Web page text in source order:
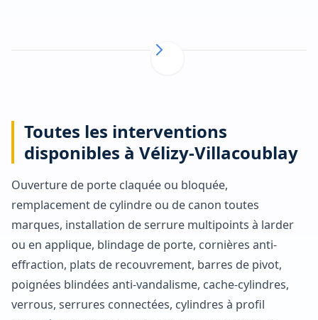
Toutes les interventions
disponibles à Vélizy-Villacoublay
Ouverture de porte claquée ou bloquée,
remplacement de cylindre ou de canon toutes
marques, installation de serrure multipoints à larder
ou en applique, blindage de porte, cornières anti-
effraction, plats de recouvrement, barres de pivot,
poignées blindées anti-vandalisme, cache-cylindres,
verrous, serrures connectées, cylindres à profil